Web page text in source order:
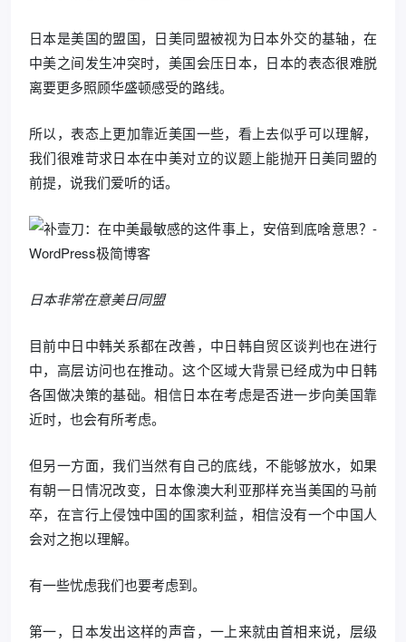
日本是美国的盟国，日美同盟被视为日本外交的基轴，在
中美之间发生冲突时，美国会压日本，日本的表态很难脱
离要更多照顾华盛顿感受的路线。
所以，表态上更加靠近美国一些，看上去似乎可以理解，
我们很难苛求日本在中美对立的议题上能抛开日美同盟的
前提，说我们爱听的话。
日本非常在意美日同盟
目前中日中韩关系都在改善，中日韩自贸区谈判也在进行
中，高层访问也在推动。这个区域大背景已经成为中日韩
各国做决策的基础。相信日本在考虑是否进一步向美国靠
近时，也会有所考虑。
但另一方面，我们当然有自己的底线，不能够放水，如果
有朝一日情况改变，日本像澳大利亚那样充当美国的马前
卒，在言行上侵蚀中国的国家利益，相信没有一个中国人
会对之抱以理解。
有一些忧虑我们也要考虑到。
第一，日本发出这样的声音，一上来就由首相来说，层级